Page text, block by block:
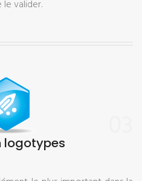
le valider.
logotypes